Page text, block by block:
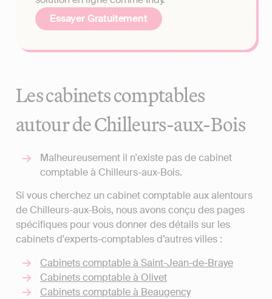
Essayer Gratuitement
Les cabinets comptables
autour de Chilleurs-aux-Bois
Malheureusement il n'existe pas de cabinet
comptable à Chilleurs-aux-Bois.
Si vous cherchez un cabinet comptable aux alentours
de Chilleurs-aux-Bois, nous avons conçu des pages
spécifiques pour vous donner des détails sur les
cabinets d'experts-comptables d’autres villes :
Cabinets comptable à Saint-Jean-de-Braye
Cabinets comptable à Olivet
Cabinets comptable à Beaugency